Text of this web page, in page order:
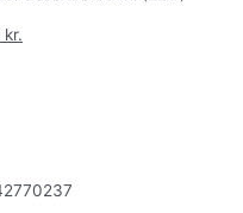
kr.